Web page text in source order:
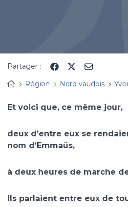
Partager :
Région
Nord vaudois
Et voici que, ce même jour,
deux d’entre eux se
nom d’Emmaüs,
à deux heures de marche
Ils parlaient entre eux de